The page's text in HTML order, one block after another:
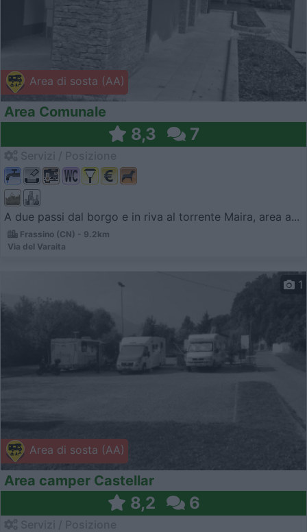
Area di sosta (AA)
Area Comunale
8,3 7
A due passi dal borgo e in riva al torrente Maira, area a...
Frassino (CN) - 9.2km
Via del Varaita
Area di sosta (AA)
1
Area camper Castellar
8,2 6